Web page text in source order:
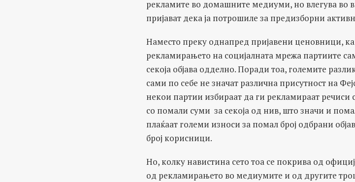
рекламите во домашните медиуми, но влегува во
пријават дека ја потрошиле за предизборни
Наместо преку однапред пријавени ценовници,
рекламирањето на социјалната мрежа партиите
секоја објава одделно. Поради тоа, големите
сами по себе не значат различна присутност на
некои партии избираат да ги рекламираат
со помали суми за секоја од нив, што значи и
плаќаат големи износи за помал број одбрани
број корисници.
Но, колку навистина сето тоа се покрива од
од рекламирањето во медиумите и од другите